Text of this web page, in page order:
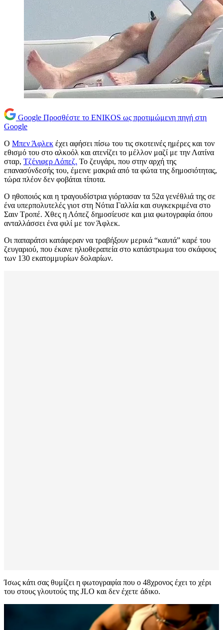
Google Προσθέστε το ENIKOS ως προτιμώμενη πηγή στη
Google
Ο Μπεν Άφλεκ έχει αφήσει πίσω του τις σκοτεινές ημέρες και τον
εθισμό του στο αλκοόλ και ατενίζει το μέλλον μαζί με την Λατίνα
σταρ, Τζένιφερ Λόπεζ. Το ζευγάρι, που στην αρχή της
επανασύνδεσής του, έμεινε μακριά από τα φώτα της δημοσιότητας,
τώρα πλέον δεν φοβάται τίποτα.
Ο ηθοποιός και η τραγουδίστρια γιόρτασαν τα 52α γενέθλιά της σε
ένα υπερπολυτελές γιοτ στη Νότια Γαλλία και συγκεκριμένα στο
Σαιν Τροπέ. Χθες η Λόπεζ δημοσίευσε και μια φωτογραφία όπου
ανταλλάσσει ένα φιλί με τον Άφλεκ.
Οι παπαράτσι κατάφεραν να τραβήξουν μερικά “καυτά” καρέ του
ζευγαριού, που έκανε ηλιοθεραπεία στο κατάστρωμα του σκάφους
των 130 εκατομμυρίων δολαρίων.
Ίσως κάτι σας θυμίζει η φωτογραφία που ο 48χρονος έχει το χέρι
του στους γλουτούς της JLO και δεν έχετε άδικο.